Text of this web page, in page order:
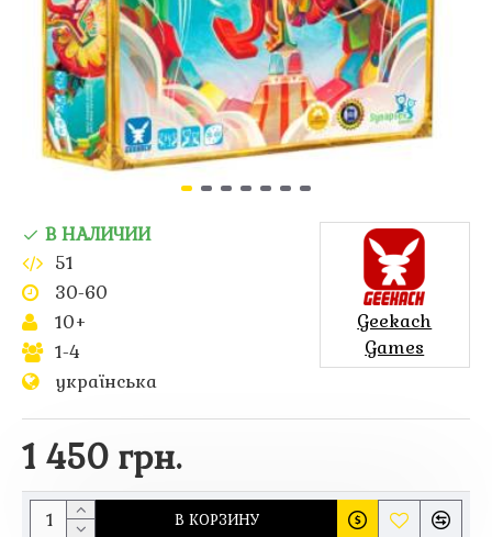
1 450 грн.
В НАЛИЧИИ
51
30-60
10+
1-4
українська
Geekach
Games
В КОРЗИНУ